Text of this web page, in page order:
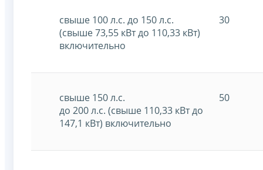
свыше 100 л.с. до 150 л.с.
(свыше 73,55 кВт до 110,33 кВт)
включительно
30
свыше 150 л.с.
до 200 л.с. (свыше 110,33 кВт до
147,1 кВт) включительно
50